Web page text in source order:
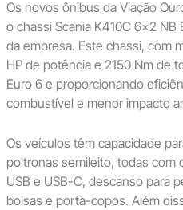
Os novos ônibus da Viação
o chassi Scania K410C 6×2
da empresa. Este chassi, com
HP de potência e 2150 Nm de
Euro 6 e proporcionando
combustível e menor impacto
Os veículos têm capacidade
poltronas semileito, todas com
USB e USB-C, descanso para
bolsas e porta-copos. Além